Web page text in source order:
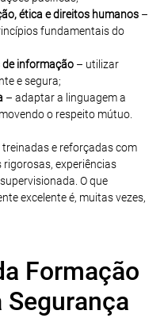
ética e direitos humanos –
fundamentais do
de informação – utilizar
e segura;
– adaptar a linguagem a
o respeito mútuo.
e reforçadas com
experiências
O que
excelente é, muitas vezes,
Formação
Segurança